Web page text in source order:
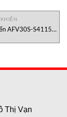
AFV30S-S41151
Nam
Thị Vạn